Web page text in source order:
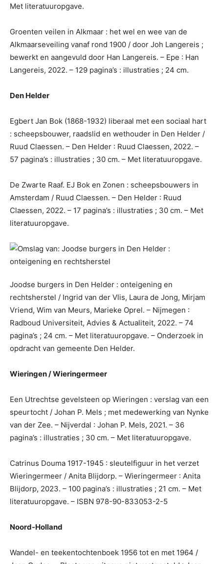
Met literatuuropgave.
Groenten veilen in Alkmaar : het wel en wee van de
Alkmaarseveiling vanaf rond 1900 / door Joh Langereis ;
bewerkt en aangevuld door Han Langereis. – Epe : Han
Langereis, 2022. – 129 pagina’s : illustraties ; 24 cm.
Den Helder
Egbert Jan Bok (1868-1932) liberaal met een sociaal hart
: scheepsbouwer, raadslid en wethouder in Den Helder /
Ruud Claessen. – Den Helder : Ruud Claessen, 2022. –
57 pagina’s : illustraties ; 30 cm. – Met literatuuropgave.
De Zwarte Raaf. EJ Bok en Zonen : scheepsbouwers in
Amsterdam / Ruud Claessen. – Den Helder : Ruud
Claessen, 2022. – 17 pagina’s : illustraties ; 30 cm. – Met
literatuuropgave.
Joodse burgers in Den Helder : onteigening en
rechtsherstel / Ingrid van der Vlis, Laura de Jong, Mirjam
Vriend, Wim van Meurs, Marieke Oprel. – Nijmegen :
Radboud Universiteit, Advies & Actualiteit, 2022. – 74
pagina’s ; 24 cm. – Met literatuuropgave. – Onderzoek in
opdracht van gemeente Den Helder.
Wieringen / Wieringermeer
Een Utrechtse gevelsteen op Wieringen : verslag van een
speurtocht / Johan P. Mels ; met medewerking van Nynke
van der Zee. – Nijverdal : Johan P. Mels, 2021. – 36
pagina’s : illustraties ; 30 cm. – Met literatuuropgave.
Catrinus Douma 1917-1945 : sleutelfiguur in het verzet
Wieringermeer / Anita Blijdorp. – Wieringermeer : Anita
Blijdorp, 2023. – 100 pagina’s : illustraties ; 21 cm. – Met
literatuuropgave. – ISBN 978-90-833053-2-5
Noord-Holland
Wandel- en teekentochtenboek 1956 tot en met 1964 /